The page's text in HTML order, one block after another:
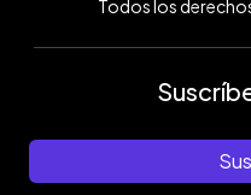
Todos los